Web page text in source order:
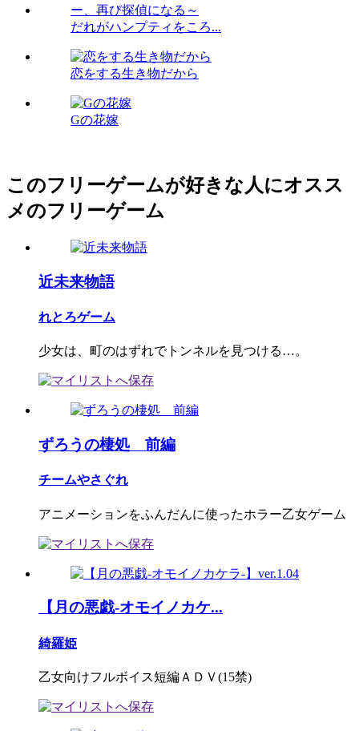
だれがハンプティをころ...
恋をする生き物だから
Gの花嫁
このフリーゲームが好きな人にオスス
メのフリーゲーム
近未来物語
れとろゲーム
少女は、町のはずれでトンネルを見つける…。
ずろうの棲処 前編
チームやさぐれ
アニメーションをふんだんに使ったホラー乙女ゲーム
【月の悪戯-オモイノカケ...
綺羅姫
乙女向けフルボイス短編ＡＤＶ(15禁)